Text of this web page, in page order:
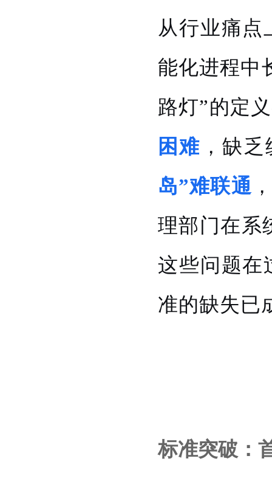
从行业痛点
能化进程中
路灯”的定
困难 ，缺
岛”难联通
理部门在系
这些问题在
准的缺失已
标准突破：